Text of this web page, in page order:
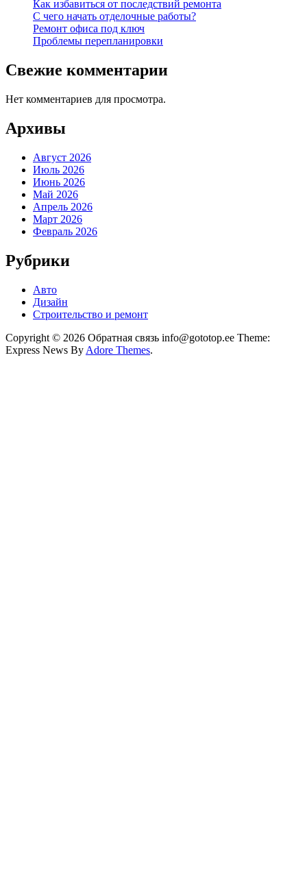
Как избавиться от последствий ремонта
С чего начать отделочные работы?
Ремонт офиса под ключ
Проблемы перепланировки
Свежие комментарии
Нет комментариев для просмотра.
Архивы
Август 2026
Июль 2026
Июнь 2026
Май 2026
Апрель 2026
Март 2026
Февраль 2026
Рубрики
Авто
Дизайн
Строительство и ремонт
Copyright © 2026 Обратная связь info@gototop.ee Theme:
Express News By Adore Themes.